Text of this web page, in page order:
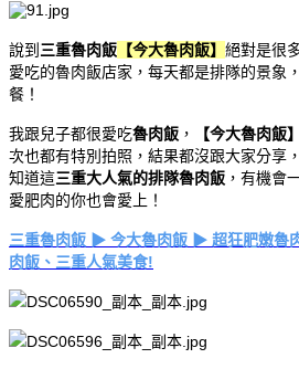
說到 三重魯肉飯 【今大魯肉飯】 絕對是很
愛吃的魯肉飯店家，每天都是排隊的景象
餐！
我跟兒子都很愛吃魯肉飯 ， 【今大魯肉飯】
次也都有特別拍照，結果都沒跟大家分享
知道這三重大人氣的排隊魯肉飯 ，有機會
愛肥肉的你也會愛上！
三重魯肉飯 ▶ 今大魯肉飯 ▶ 超狂肥嫩魯
肉飯、三重人氣美食!